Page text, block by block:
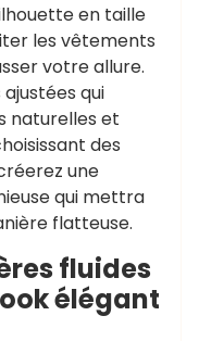
en taille
les vêtements
votre allure.
qui
naturelles et
des
une
qui mettra
flatteuse.
fluides
élégant